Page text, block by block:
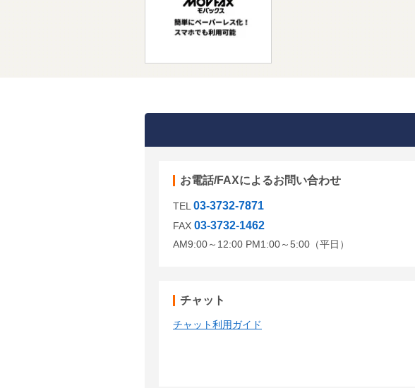
お電話/FAXによるお問い合わせ
TEL 03-3732-7871
FAX 03-3732-1462
AM9:00～12:00 PM1:00～5:00（平日）
チャット
チャット利用ガイド